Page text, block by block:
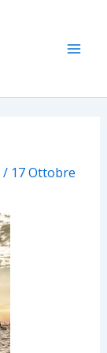
/ 17 Ottobre